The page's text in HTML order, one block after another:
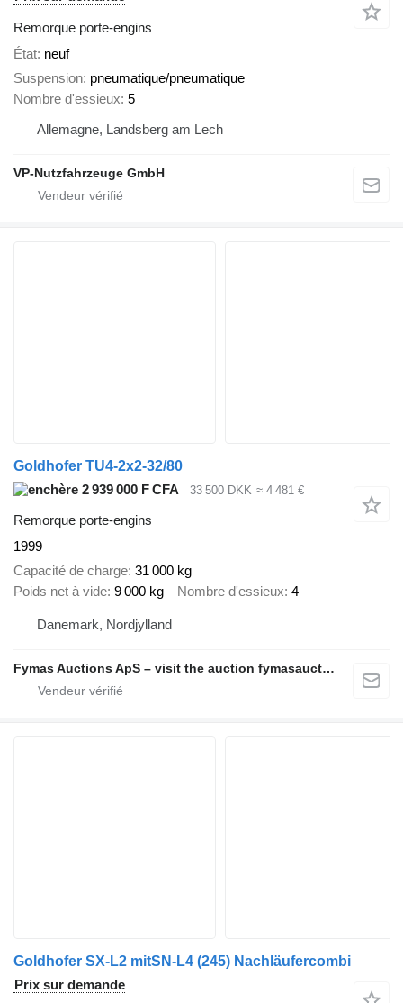
Remorque porte-engins
État neuf
Suspension pneumatique/pneumatique
Nombre d'essieux 5
Allemagne, Landsberg am Lech
VP-Nutzfahrzeuge GmbH
Goldhofer TU4-2x2-32/80
2 939 000 F CFA
33 500 DKK ≈ 4 481 €
Remorque porte-engins
1999
Capacité de charge 31 000 kg
Poids net à vide 9 000 kg Nombre d'essieux 4
Danemark, Nordjylland
Fymas Auctions ApS – visit the auction fymasauctions.dk
Goldhofer SX-L2 mitSN-L4 (245) Nachläufercombi
Prix sur demande